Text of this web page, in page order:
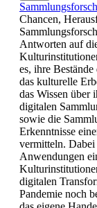
Chancen,
Antworten auf
es, ihre
das kulturelle
das Wissen über
digitalen
sowie die
Erkenntnisse
vermitteln.
Anwendungen
digitalen
Pandemie noch